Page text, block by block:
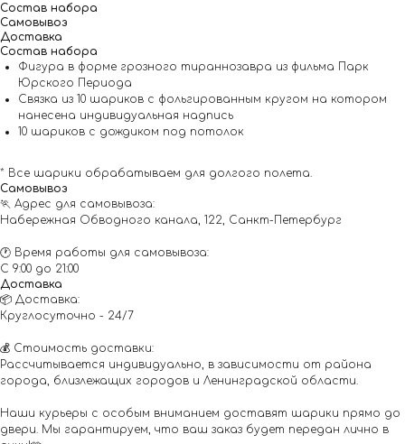
Состав набора
Самовывоз
Доставка
Состав набора
Фигура в форме грозного тираннозавра из фильма Парк
Юрского Периода
Связка из 10 шариков с фольгированным кругом на котором
нанесена индивидуальная надпись
10 шариков с дождиком под потолок
* Все шарики обрабатываем для долгого полета.
Самовывоз
🏃 Адрес для самовывоза:
Набережная Обводного канала, 122, Санкт-Петербург
🕐 Время работы для самовывоза:
С 9:00 до 21:00
Доставка
📦 Доставка:
Круглосуточно - 24/7
💰 Стоимость доставки:
Рассчитывается индивидуально, в зависимости от района
города, близлежащих городов и Ленинградской области.
Наши курьеры с особым вниманием доставят шарики прямо до
двери. Мы гарантируем, что ваш заказ будет передан лично в